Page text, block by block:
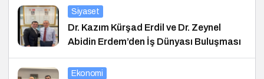
Siyaset
Dr. Kazım Kürşad Erdil ve Dr. Zeynel
Abidin Erdem’den İş Dünyası Buluşması
Ekonomi